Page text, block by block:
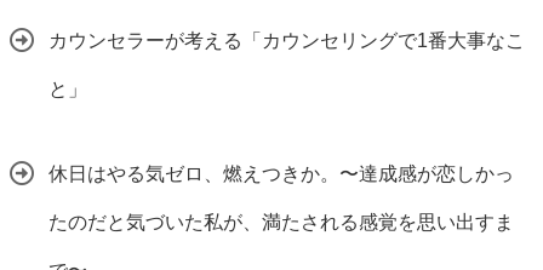
カウンセラーが考える「カウンセリングで1番大事なこ
と」
休日はやる気ゼロ、燃えつきか。〜達成感が恋しかっ
たのだと気づいた私が、満たされる感覚を思い出すま